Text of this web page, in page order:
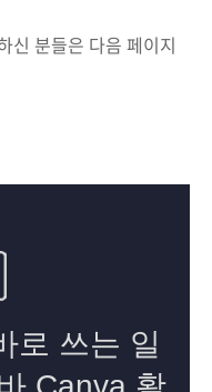
신 분들은 다음 페이지